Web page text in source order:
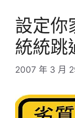
設定你
統統跳
2007 年 3 月